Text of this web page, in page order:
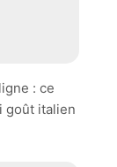
: ce
goût italien